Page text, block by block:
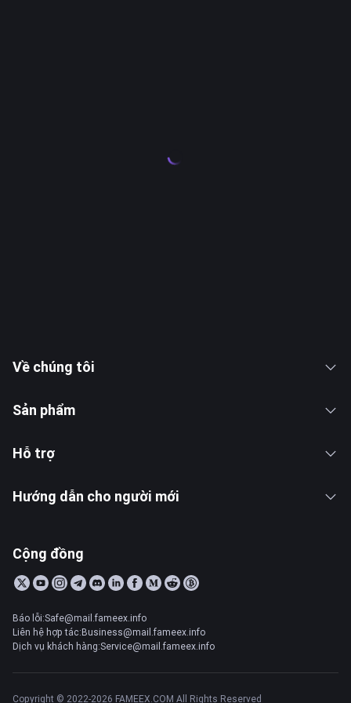
Về chúng tôi
Sản phẩm
Hỗ trợ
Hướng dẫn cho người mới
Cộng đồng
Báo lỗi:Safe@mail.fameex.info
Liên hệ hợp tác:Business@mail.fameex.info
Dịch vụ khách hàng:Service@mail.fameex.info
Copyright © 2022-2026 FAMEEX.COM All Rights Reserved